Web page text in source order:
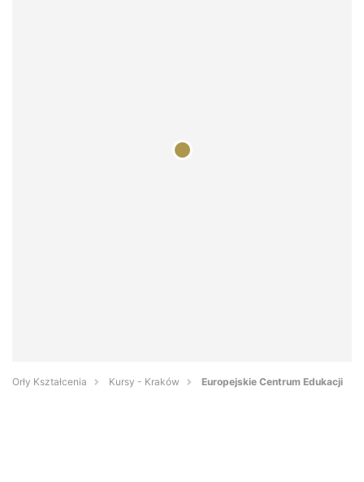
Orły Kształcenia Kursy - Kraków Europejskie Centrum Edukacji